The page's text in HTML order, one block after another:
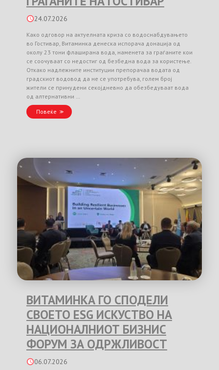
24.07.2026
Како одговор на актуелната криза со водоснабдувањето
во Гостивар, Витаминка денеска испорача донација од
околу 23 тони флаширана вода, наменета за граѓаните кои
се соочуваат со недостиг од безбедна вода за користење.
Откако надлежните институции препорачаа водата од
градскиот водовод да не се употребува, голем број
жители се принудени секојдневно да обезбедуваат вода
од алтернативни …
Повеќе
ВИТАМИНКА ГО СПОДЕЛИ
СВОЕТО ESG ИСКУСТВО НА
НАЦИОНАЛНИОТ БИЗНИС
ФОРУМ ЗА ОДРЖЛИВОСТ
06.07.2026